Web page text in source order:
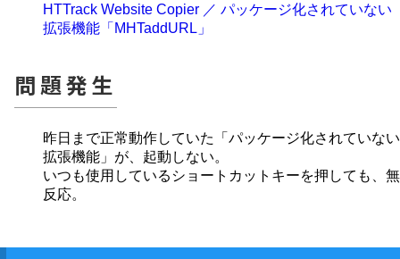
HTTrack Website Copier ／ パッケージ化されていない
拡張機能「MHTaddURL」
問題発生
昨日まで正常動作していた「パッケージ化されていない
拡張機能」が、起動しない。
いつも使用しているショートカットキーを押しても、無
反応。